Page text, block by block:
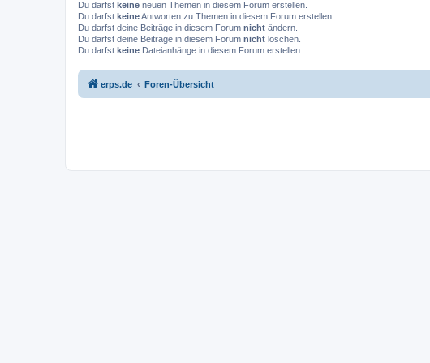
Du darfst keine neuen Themen in diesem Forum erstellen.
Du darfst keineAntworten zu Themen in diesem Forum erstellen.
Du darfst deine Beiträge in diesem Forum nicht ändern.
Du darfst deine Beiträge in diesem Forum nicht löschen.
Du darfst keine Dateianhänge in diesem Forum erstellen.
erps.de Foren-Übersicht